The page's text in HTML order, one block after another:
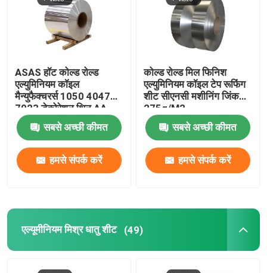
ASAS हॉट कोल्ड रोल्ड
एल्युमिनियम कॉइल
मैन्युफैक्चरर्स 1050 4047
7023 डेकोरेशन थिन AA
1110
सबसे अच्छी कीमत
हमसे संपर्क करें
कोल्ड रोल्ड मिल फिनिश
एल्युमिनियम कॉइल टेप रूफिंग
शीट सीएनसी मशीनिंग जिंक
275g/M2
सबसे अच्छी कीमत
हमसे संपर्क करें
एल्यूमीनियम मिश्र धातु शीट (49)